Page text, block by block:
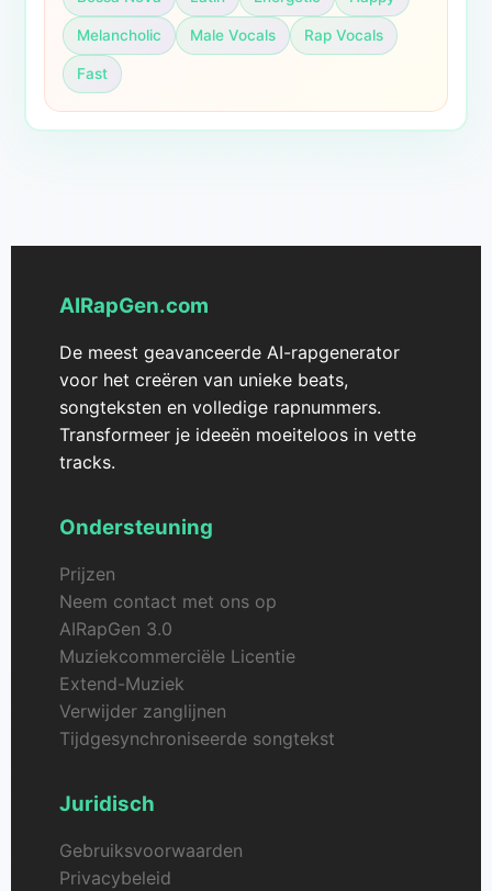
Melancholic Male Vocals Rap Vocals
Fast
AIRapGen.com
De meest geavanceerde AI-rapgenerator
voor het creëren van unieke beats,
songteksten en volledige rapnummers.
Transformeer je ideeën moeiteloos in vette
tracks.
Ondersteuning
Prijzen
Neem contact met ons op
AIRapGen 3.0
Muziekcommerciële Licentie
Extend-Muziek
Verwijder zanglijnen
Tijdgesynchroniseerde songtekst
Juridisch
Gebruiksvoorwaarden
Privacybeleid